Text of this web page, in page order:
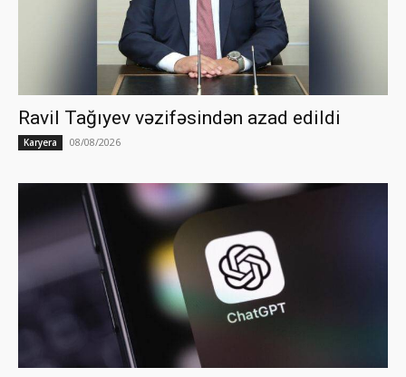
Ravil Tağıyev vəzifəsindən azad edildi
Karyera 08/08/2026